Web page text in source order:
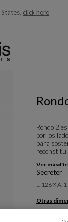
click here
Rondo 2
por los
para
Ver más
Secreter
L. 126 X A.
Otras